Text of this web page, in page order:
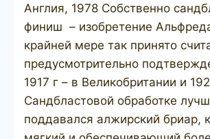
Англия, 1978 Собственно
финиш – изобретение
крайней мере так принято
предусмотрительно
1917 г – в Великобритании и
Сандбластовой обработке
поддавался алжирский бриар,